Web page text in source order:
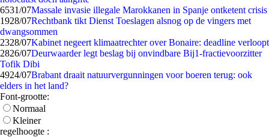
6531/07Massale invasie illegale Marokkanen in Spanje ontketent crisis
1928/07Rechtbank tikt Dienst Toeslagen alsnog op de vingers met
dwangsommen
2328/07Kabinet negeert klimaatrechter over Bonaire: deadline verloopt
2826/07Deurwaarder legt beslag bij onvindbare Bij1-fractievoorzitter
Tofik Dibi
4924/07Brabant draait natuurvergunningen voor boeren terug: ook
elders in het land?
Font-grootte:
Normaal
Kleiner
regelhoogte :